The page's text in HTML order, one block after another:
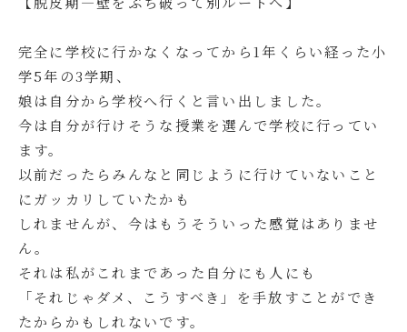
完全に学校に行かなくなってから1年くらい経った小
学5年の3学期、
娘は自分から学校へ行くと言い出しました。
今は自分が行けそうな授業を選んで学校に行ってい
ます。
以前だったらみんなと同じように行けていないこと
にガッカリしていたかも
しれませんが、今はもうそういった感覚はありませ
ん。
それは私がこれまであった自分にも人にも
「それじゃダメ、こうすべき」を手放すことができ
たからかもしれないです。